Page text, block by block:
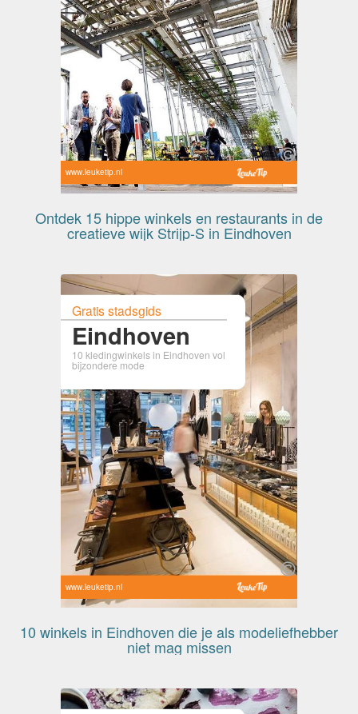
www.leuketip.nl
Ontdek 15 hippe winkels en restaurants in de
creatieve wijk Strijp-S in Eindhoven
Gratis stadsgids
Eindhoven
10 kledingwinkels in Eindhoven vol
bijzondere mode
www.leuketip.nl
10 winkels in Eindhoven die je als modeliefhebber
niet mag missen